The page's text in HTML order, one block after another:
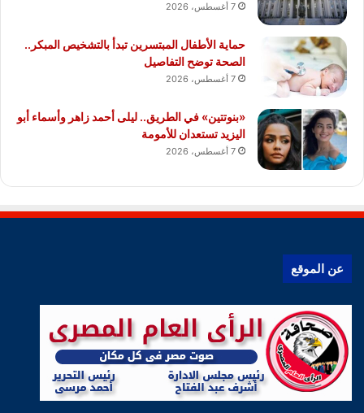
7 أغسطس، 2026
حماية الأطفال المبتسرين تبدأ بالتشخيص المبكر..
الصحة توضح التفاصيل
7 أغسطس، 2026
«بنوتتين» في الطريق.. ليلى أحمد زاهر وأسماء أبو
اليزيد تستعدان للأمومة
7 أغسطس، 2026
عن الموقع